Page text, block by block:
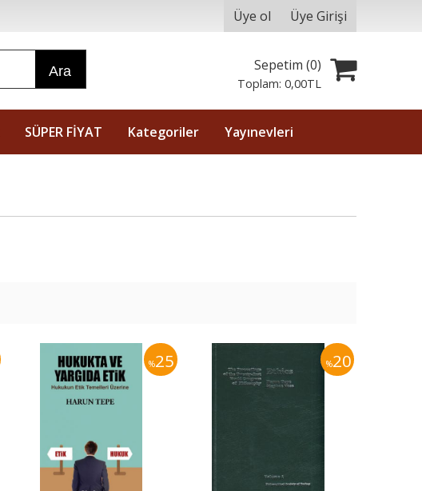
Üye ol Üye Girişi
Ara Sepetim (0)
Toplam:0,00TL
SÜPER FİYAT Kategoriler Yayınevleri
%25 %20